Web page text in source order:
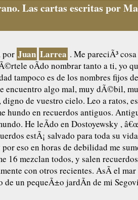
Las cartas escritas por
por Juan Larrea . Me pareciÃ³
oÃ­do nombrar tanto a ti, yo
tampoco es de los nombres fijos
encuentro algo mal, muy dÃ©bil,
de vuestro cielo. Leo a ratos,
hundo en recuerdos antiguos.
He leÃ­do en Dostoyewsky ,
estÃ¡ salvado para toda su vida
eso en horas de debilidad me
16 mezclan todos, y salen
con otros recientes. AsÃ­ el mar
de un pequeÃ±o jardÃ­n de mi